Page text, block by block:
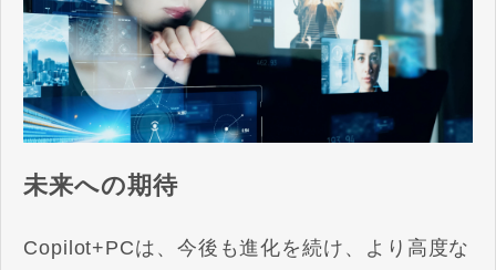
未来への期待
Copilot+PCは、今後も進化を続け、より高度な